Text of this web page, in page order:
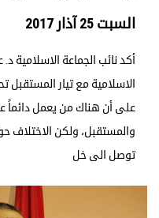
السبت 25 آذار 2017
أكد نائب الجماعة الاسلامية
الاسلامية مع تيار المستقبل
على أن هناك من يعمل دائماً
والمستقبل، ولكن الاختلاف
توصل الى خل